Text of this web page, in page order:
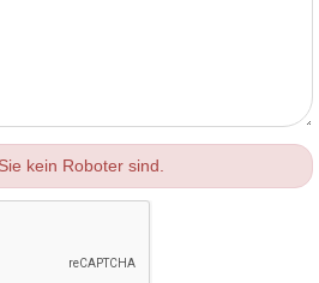
kein Roboter sind.